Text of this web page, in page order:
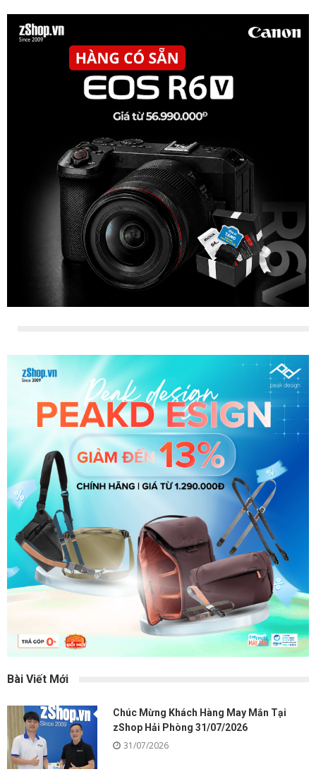
Bài Viết Mới
Chúc Mừng Khách Hàng May Mắn Tại
zShop Hải Phòng 31/07/2026
31/07/2026